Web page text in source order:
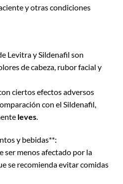
y otras condiciones
Levitra y Sildenafil son
de cabeza, rubor facial y
ciertos efectos adversos
con el Sildenafil,
leves.
y bebidas**:
ser menos afectado por la
se recomienda evitar comidas